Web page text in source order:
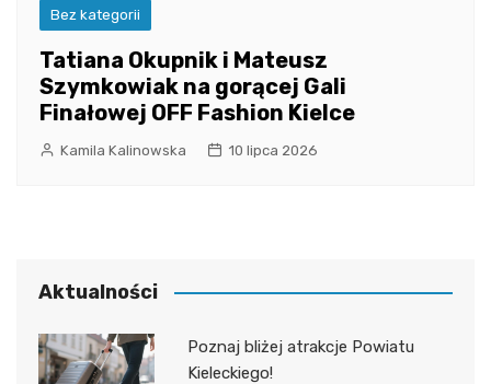
Bez kategorii
Tatiana Okupnik i Mateusz
Szymkowiak na gorącej Gali
Finałowej OFF Fashion Kielce
Kamila Kalinowska 10 lipca 2026
Aktualności
Poznaj bliżej atrakcje Powiatu
Kieleckiego!